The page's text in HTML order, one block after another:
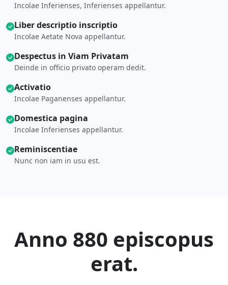
Incolae Inferienses, Inferienses appellantur.
Liber descriptio inscriptio
Incolae Aetate Nova appellantur.
Despectus in Viam Privatam
Deinde in officio privato operam dedit.
Activatio
Incolae Paganenses appellantur.
Domestica pagina
Incolae Inferienses appellantur.
Reminiscentiae
Nunc non iam in usu est.
Anno 880 episcopus
erat.